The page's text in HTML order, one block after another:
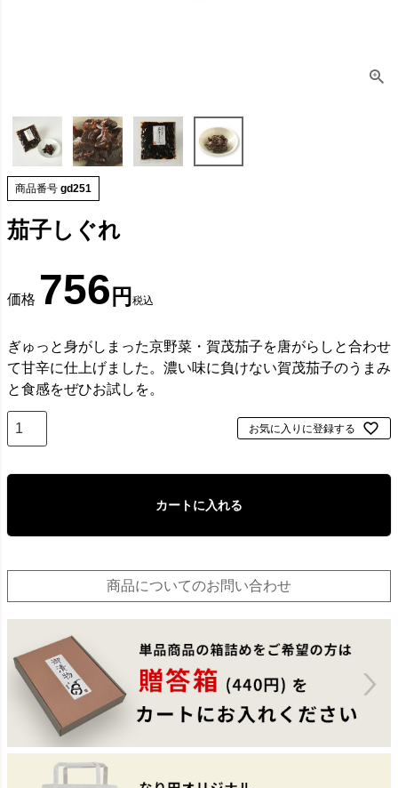
商品番号 gd251
茄子しぐれ
価格 756 税込
ぎゅっと身がしまった京野菜・賀茂茄子を唐がらしと合わせ
て甘辛に仕上げました。濃い味に負けない賀茂茄子のうまみ
と食感をぜひお試しを。
お気に入りに登録する
カートに入れる
商品についてのお問い合わせ